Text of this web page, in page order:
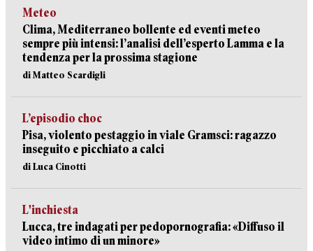
Meteo
Clima, Mediterraneo bollente ed eventi meteo
sempre più intensi: l’analisi dell’esperto Lamma e la
tendenza per la prossima stagione
di Matteo Scardigli
L’episodio choc
Pisa, violento pestaggio in viale Gramsci: ragazzo
inseguito e picchiato a calci
di Luca Cinotti
L'inchiesta
Lucca, tre indagati per pedopornografia: «Diffuso il
video intimo di un minore»